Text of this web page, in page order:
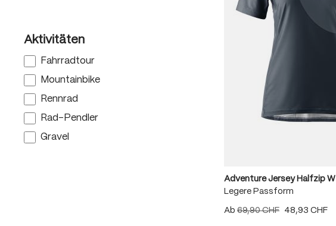
Filter hinzufügen: Minimum Bewertung von 1 von 5 Sternen
Aktivitäten
Fahrradtour
Mountainbike
Rennrad
Rad-Pendler
Gravel
Adventure Jersey Halfzip W
Legere Passform
Ab 69,90 CHF 48,93 CHF